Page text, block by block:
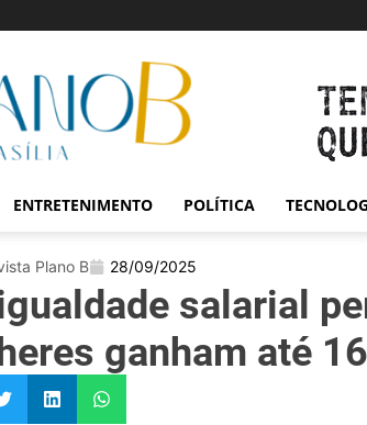
ENTRETENIMENTO POLÍTICA
Plano B 28/09/2025
salarial
ganham até